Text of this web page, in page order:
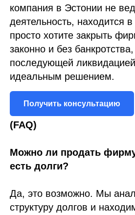
компания в Эстонии не
деятельность, находится
просто хотите закрыть
законно и без
последующей
идеальным решением.
Получить консультацию
(FAQ)
Можно ли продать
есть долги?
Да, это возможно. Мы
структуру долгов и